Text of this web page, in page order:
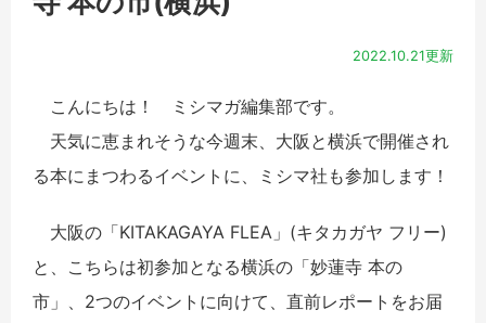
2022.10.21更新
こんにちは！ ミシマガ編集部です。
天気に恵まれそうな今週末、大阪と横浜で開催され
る本にまつわるイベントに、ミシマ社も参加します！
大阪の「KITAKAGAYA FLEA」(キタカガヤ フリー)
と、こちらは初参加となる横浜の「妙蓮寺 本の
市」、2つのイベントに向けて、直前レポートをお届